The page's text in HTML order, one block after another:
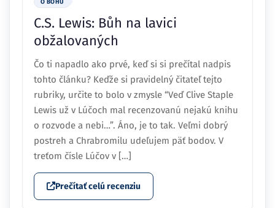
O BOHU
C.S. Lewis: Bůh na lavici
obžalovaných
Čo ti napadlo ako prvé, keď si si prečítal nadpis
tohto článku? Keďže si pravidelný čitateľ tejto
rubriky, určite to bolo v zmysle “Veď Clive Staple
Lewis už v Lúčoch mal recenzovanú nejakú knihu
o rozvode a nebi…”. Áno, je to tak. Veľmi dobrý
postreh a Chrabromilu udeľujem päť bodov. V
treťom čísle Lúčov v […]
Prečítať celú recenziu